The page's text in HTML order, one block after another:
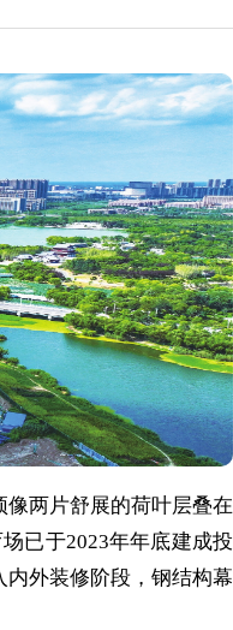
两片舒展的荷叶层叠在
已于2023年年底建成投
外装修阶段，钢结构幕